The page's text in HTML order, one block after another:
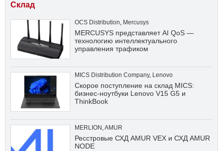
Склад
OCS Distribution, Mercusys
MERCUSYS представляет AI QoS —
технологию интеллектуального
управления трафиком
MICS Distribution Company, Lenovo
Скорое поступление на склад MICS:
бизнес-ноутбуки Lenovo V15 G5 и
ThinkBook
MERLION ,AMUR
Ресстровые СХД AMUR VEX и СХД AMUR
NODE